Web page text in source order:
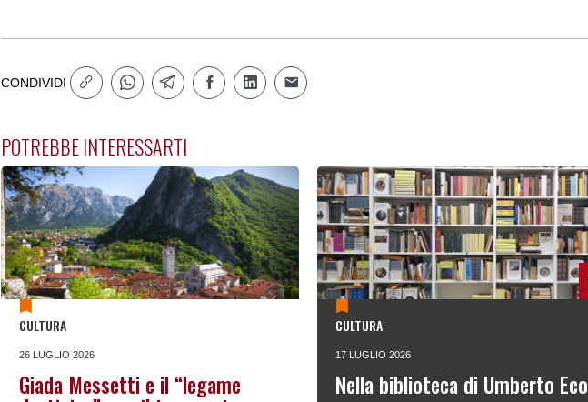
CONDIVIDI
POTREBBE INTERESSARTI
CULTURA
26 LUGLIO 2026
Giada Messetti e il “legame
CULTURA
17 LUGLIO 2026
Nella biblioteca di Umberto Eco